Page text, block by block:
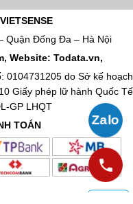
Quận Đống Đa – Hà Nội
Website: Todata.vn,
0104731205 do Sở kế hoạch
Giấy phép lữ hành Quốc Tế
GP LHQT
TOÁN